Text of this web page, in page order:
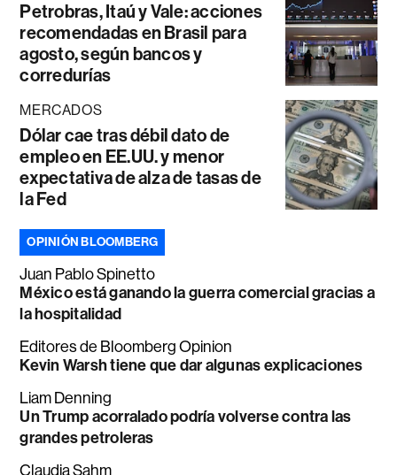
Petrobras, Itaú y Vale: acciones
recomendadas en Brasil para
agosto, según bancos y
corredurías
MERCADOS
Dólar cae tras débil dato de
empleo en EE.UU. y menor
expectativa de alza de tasas de
la Fed
OPINIÓN BLOOMBERG
Juan Pablo Spinetto
México está ganando la guerra comercial gracias a
la hospitalidad
Editores de Bloomberg Opinion
Kevin Warsh tiene que dar algunas explicaciones
Liam Denning
Un Trump acorralado podría volverse contra las
grandes petroleras
Claudia Sahm